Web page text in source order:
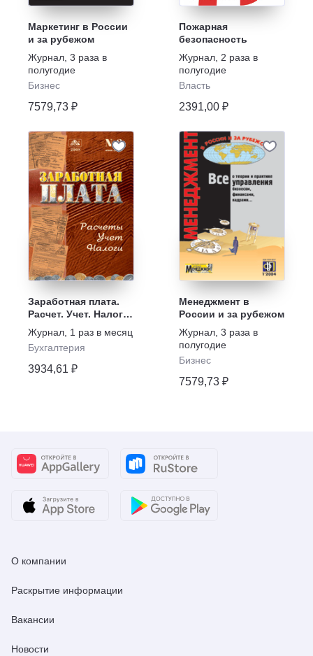
Маркетинг в России
и за рубежом
Журнал 3 раза в
полугодие
Бизнес
7579,73 ₽
Пожарная
безопасность
Журнал 2 раза в
полугодие
Власть
2391,00 ₽
Заработная плата.
Расчет. Учет. Налоги
с вкладкой
«Документы и
комментарии»
Журнал 1 раз в месяц
Бухгалтерия
3934,61 ₽
Менеджмент в
России и за рубежом
Журнал 3 раза в
полугодие
Бизнес
7579,73 ₽
О компании
Раскрытие информации
Вакансии
Новости